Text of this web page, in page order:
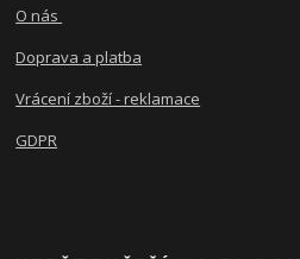
O nás
Doprava a platba
Vrácení zboží - reklamace
GDPR